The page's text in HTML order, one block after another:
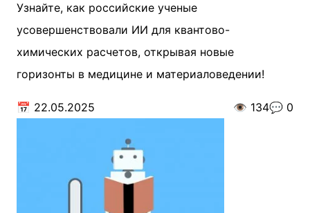
Узнайте, как российские ученые
усовершенствовали ИИ для квантово-
химических расчетов, открывая новые
горизонты в медицине и материаловедении!
📅 22.05.2025 👁️ 134💬 0